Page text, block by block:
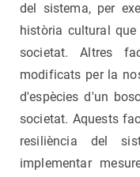
del sistema, per
història cultural
societat. Altres
modificats per la
d'espècies d'un
societat. Aquests
resiliència del
implementar